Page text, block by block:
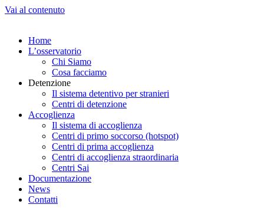
Vai al contenuto
Home
L’osservatorio
Chi Siamo
Cosa facciamo
Detenzione
Il sistema detentivo per stranieri
Centri di detenzione
Accoglienza
Il sistema di accoglienza
Centri di primo soccorso (hotspot)
Centri di prima accoglienza
Centri di accoglienza straordinaria
Centri Sai
Documentazione
News
Contatti